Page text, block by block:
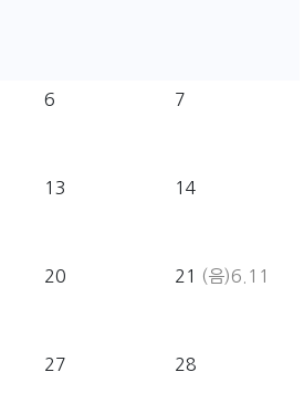
6 7
13 14
20 21 (음)6.11
27 28